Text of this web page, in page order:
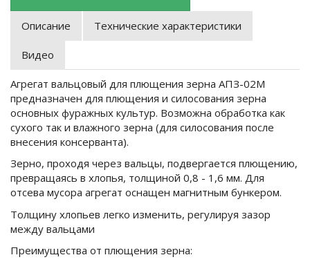
Описание Технические характеристики
Видео
Агрегат вальцовый для плющения зерна АПЗ-02М
предназначен для плющения и силосования зерна
основных фуражных культур. Возможна обработка как
сухого так и влажного зерна (для силосования после
внесения консерванта).
Зерно, проходя через вальцы, подвергается плющению,
превращаясь в хлопья, толщиной 0,8 - 1,6 мм. Для
отсева мусора агрегат оснащен магнитным бункером.
Толщину хлопьев легко изменить, регулируя зазор
между вальцами
Преимущества от плющения зерна: